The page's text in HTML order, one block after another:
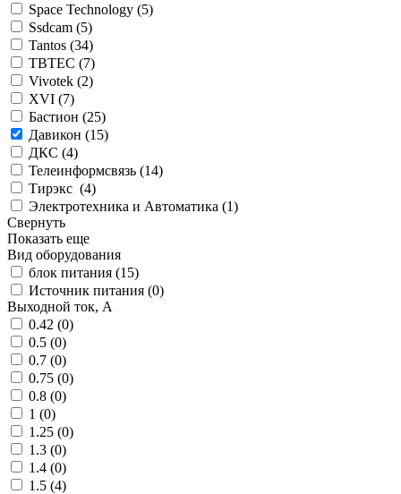
Space Technology (5)
Ssdcam (5)
Tantos (34)
TBTEC (7)
Vivotek (2)
XVI (7)
Бастион (25)
Давикон (15)
ДКС (4)
Телеинформсвязь (14)
Тирэкс (4)
Электротехника и Автоматика (1)
Свернуть
Показать еще
Вид оборудования
блок питания (15)
Источник питания (0)
Выходной ток, А
0.42 (0)
0.5 (0)
0.7 (0)
0.75 (0)
0.8 (0)
1 (0)
1.25 (0)
1.3 (0)
1.4 (0)
1.5 (4)